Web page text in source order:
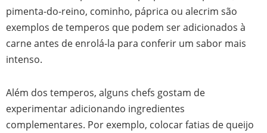
pimenta-do-reino, cominho, páprica ou alecrim são
exemplos de temperos que podem ser adicionados à
carne antes de enrolá-la para conferir um sabor mais
intenso.
Além dos temperos, alguns chefs gostam de
experimentar adicionando ingredientes
complementares. Por exemplo, colocar fatias de queijo